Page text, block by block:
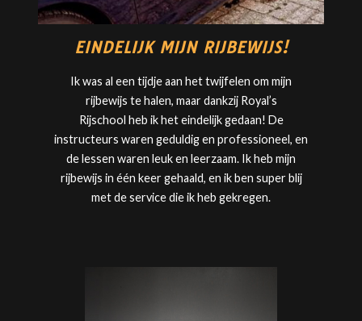
EINDELIJK MIJN RIJBEWIJS!
Ik was al een tijdje aan het twijfelen om mijn
rijbewijs te halen, maar dankzij Royal’s
Rijschool heb ik het eindelijk gedaan! De
instructeurs waren geduldig en professioneel, en
de lessen waren leuk en leerzaam. Ik heb mijn
rijbewijs in één keer gehaald, en ik ben super blij
met de service die ik heb gekregen.